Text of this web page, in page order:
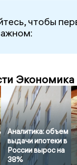
чтобы
Экономика
Аналитика: объем
выдачи ипотеки в
России вырос на
38%